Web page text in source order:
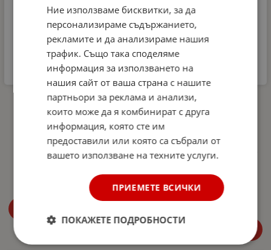
Комплект
Микрофибърна къпра и
Гъба за почистване на
интериора на
автомобил Dunlop -
аромат Океан
Автомобилна аптечка
DIN 13164-2022 +
светлоотразителна
жилетка и авариен
триъгълник –
Европейски стандарт,
покриващ новите
27.00 € / 52.81
Ние използваме бисквитки, за да
персонализираме съдържанието,
рекламите и да анализираме нашия
трафик. Също така споделяме
информация за използването на
нашия сайт от ваша страна с нашите
партньори за реклама и анализи,
които може да я комбинират с друга
информация, която сте им
предоставили или която са събрали от
вашето използване на техните услуги.
ПРИЕМЕТЕ ВСИЧКИ
ПОКАЖЕТЕ ПОДРОБНОСТИ